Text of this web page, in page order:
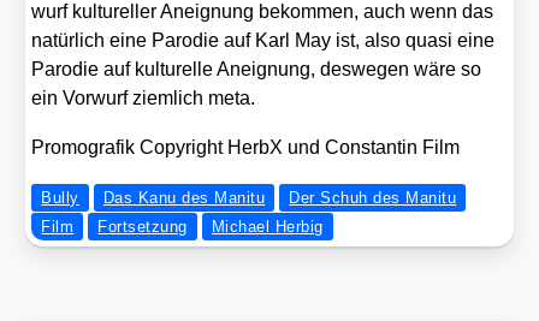
wurf kul­tu­rel­ler Aneig­nung bekom­men, auch wenn das
natür­lich eine Par­odie auf Karl May ist, also qua­si eine
Par­odie auf kul­tu­rel­le Aneig­nung, des­we­gen wäre so
ein Vor­wurf ziem­lich meta.
Pro­mo­gra­fik Copy­right Her­bX und Con­stan­tin Film
Bully Das Kanu des Manitu
Der Schuh des Manitu
Film
Fortsetzung Michael Herbig